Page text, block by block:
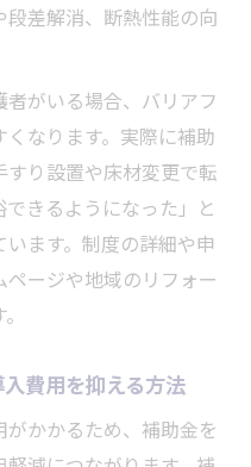
差解消、断熱性能の向
がいる場合、バリアフ
なります。実際に補助
り設置や床材変更で転
きるようになった」と
ます。制度の詳細や申
ージや地域のリフォー
費用を抑える方法
かかるため、補助金を